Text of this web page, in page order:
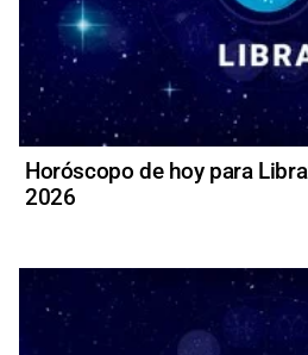
Horóscopo de hoy para
2026